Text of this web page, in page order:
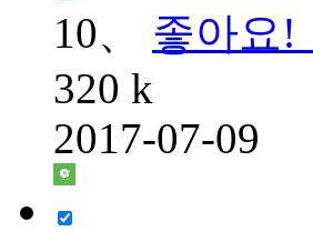
10、
좋아요!
320 k
2017-07-09